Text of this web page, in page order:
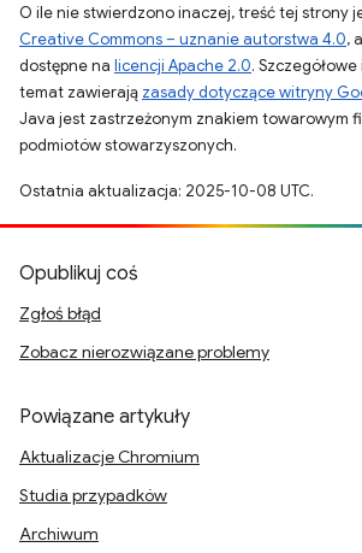
O ile nie stwierdzono inaczej, treść tej strony
Creative Commons – uznanie autorstwa 4.0,
dostępne na licencji Apache 2.0.
temat zawierają zasady dotyczące witryny
Java jest zastrzeżonym znakiem towarowym
podmiotów stowarzyszonych.
Ostatnia aktualizacja: 2025-10-08 UTC.
Opublikuj coś
Zgłoś błąd
Zobacz nierozwiązane problemy
Powiązane artykuły
Aktualizacje Chromium
Studia przypadków
Archiwum